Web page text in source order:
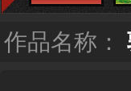
作品名称：